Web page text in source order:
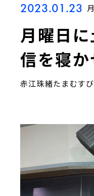
2023.01.23
月曜日に
信を寝か
赤江珠緒たまむす